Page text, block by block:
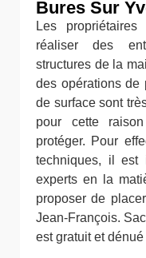
Bures Sur
Les
réaliser des
structures de la
des opérations de
de surface sont
pour cette
protéger. Pour
techniques, il est
experts en la
proposer de
Jean-François.
est gratuit et